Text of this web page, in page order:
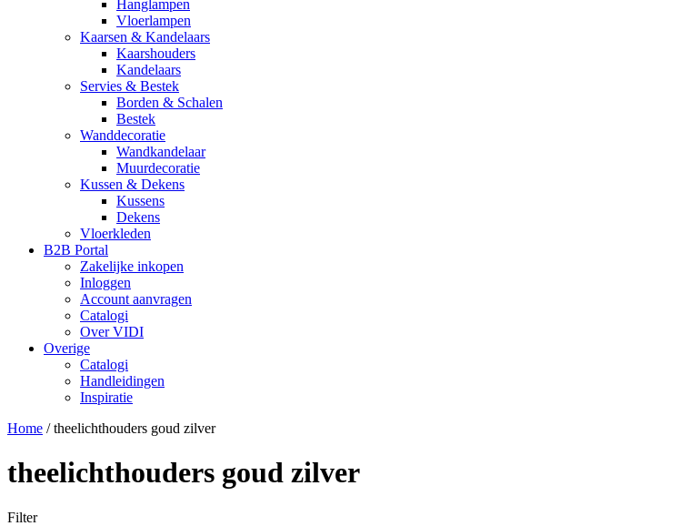
Hanglampen
Vloerlampen
Kaarsen & Kandelaars
Kaarshouders
Kandelaars
Servies & Bestek
Borden & Schalen
Bestek
Wanddecoratie
Wandkandelaar
Muurdecoratie
Kussen & Dekens
Kussens
Dekens
Vloerkleden
B2B Portal
Zakelijke inkopen
Inloggen
Account aanvragen
Catalogi
Over VIDI
Overige
Catalogi
Handleidingen
Inspiratie
Home /theelichthouders goud zilver
theelichthouders goud zilver
Filter